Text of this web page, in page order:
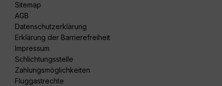
Sitemap
AGB
Datenschutzerklärung
Erklärung der Barrierefreiheit
Impressum
Schlichtungsstelle
Zahlungsmöglichkeiten
Fluggastrechte